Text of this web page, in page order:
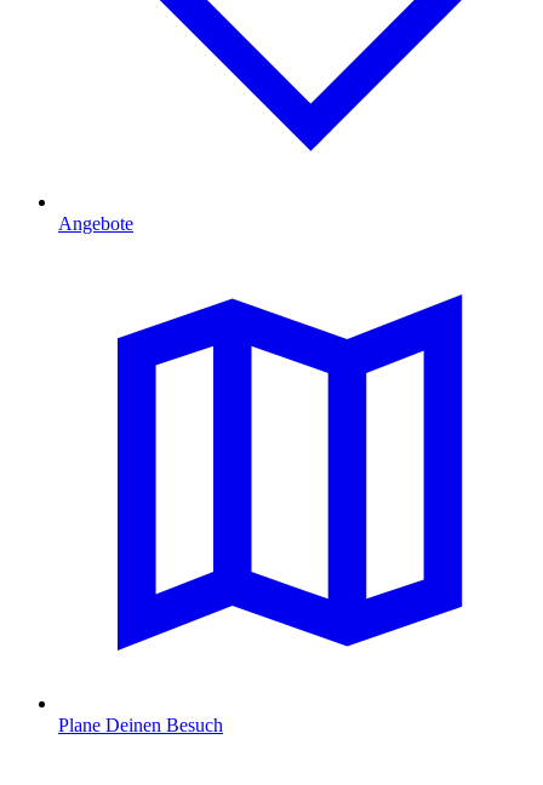
Angebote
Plane Deinen Besuch